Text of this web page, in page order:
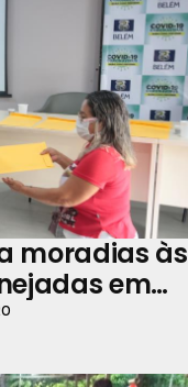
moradias às
em
Promaben